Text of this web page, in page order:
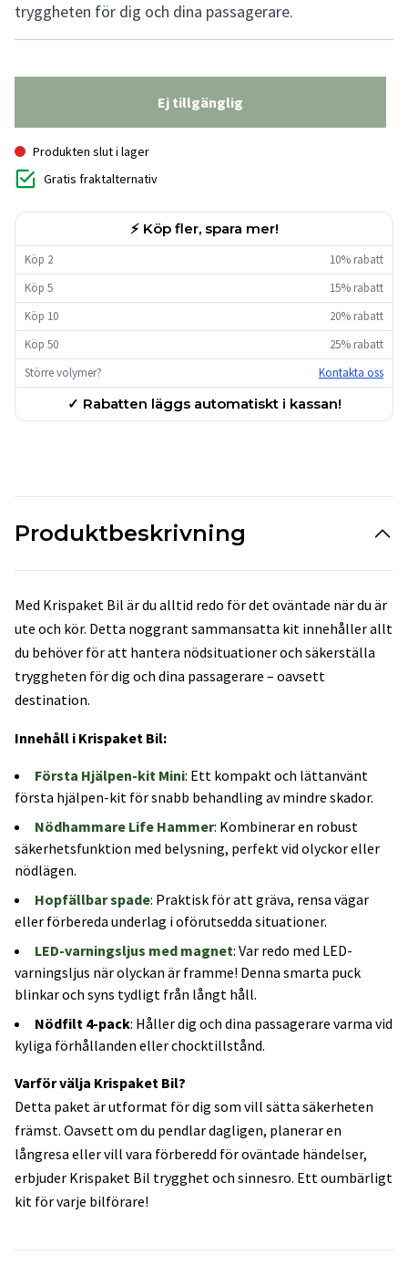
tryggheten för dig och dina passagerare.
Ej tillgänglig
Produkten slut i lager
Gratis fraktalternativ
⚡ Köp fler, spara mer!
Köp 2
10% rabatt
Köp 5
15% rabatt
Köp 10
20% rabatt
Köp 50
25% rabatt
Större volymer?
Kontakta oss
✓ Rabatten läggs automatiskt i kassan!
Produktbeskrivning
Med Krispaket Bil är du alltid redo för det oväntade när du är
ute och kör. Detta noggrant sammansatta kit innehåller allt
du behöver för att hantera nödsituationer och säkerställa
tryggheten för dig och dina passagerare – oavsett
destination.
Innehåll i Krispaket Bil:
Första Hjälpen-kit Mini: Ett kompakt och lättanvänt
första hjälpen-kit för snabb behandling av mindre skador.
Nödhammare Life Hammer: Kombinerar en robust
säkerhetsfunktion med belysning, perfekt vid olyckor eller
nödlägen.
Hopfällbar spade: Praktisk för att gräva, rensa vägar
eller förbereda underlag i oförutsedda situationer.
LED-varningsljus med magnet: Var redo med LED-
varningsljus när olyckan är framme! Denna smarta puck
blinkar och syns tydligt från långt håll.
Nödfilt 4-pack: Håller dig och dina passagerare varma vid
kyliga förhållanden eller chocktillstånd.
Varför välja Krispaket Bil?
Detta paket är utformat för dig som vill sätta säkerheten
främst. Oavsett om du pendlar dagligen, planerar en
långresa eller vill vara förberedd för oväntade händelser,
erbjuder Krispaket Bil trygghet och sinnesro. Ett oumbärligt
kit för varje bilförare!